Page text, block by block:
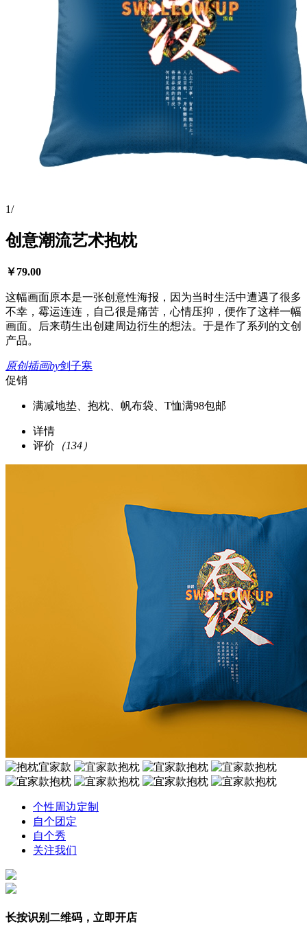
1/
创意潮流艺术抱枕
￥79.00
这幅画面原本是一张创意性海报，因为当时生活中遭遇了很多
不幸，霉运连连，自己很是痛苦，心情压抑，便作了这样一幅
画面。后来萌生出创建周边衍生的想法。于是作了系列的文创
产品。
原创插画by剑子寒
促销
满减地垫、抱枕、帆布袋、T恤满98包邮
详情
评价 （134）
个性周边定制
自个团定
自个秀
关注我们
长按识别二维码，立即开店